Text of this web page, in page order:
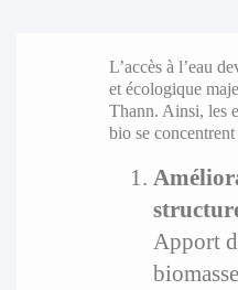
L’accès à l’eau
et écologique
Thann. Ainsi, les
bio se concentrent
Apport